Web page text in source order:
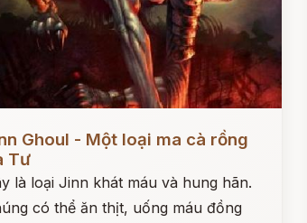
Ghoul - Một loại ma cà rồng
Tư
là loại Jinn khát máu và hung hãn.
có thể ăn thịt, uống máu đồng